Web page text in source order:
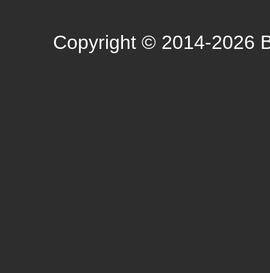
Copyright © 2014-2026